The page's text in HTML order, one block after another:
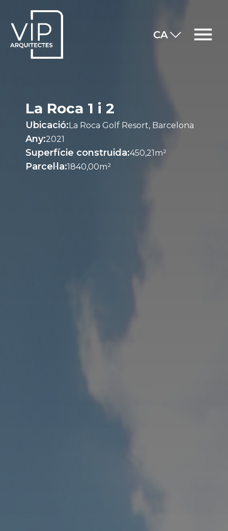
CA
La Roca 1 i 2
Ubicació:La Roca Golf Resort, Barcelona
Any:2021
Superfície construida:450,21m²
Parcel·la:1840,00m²